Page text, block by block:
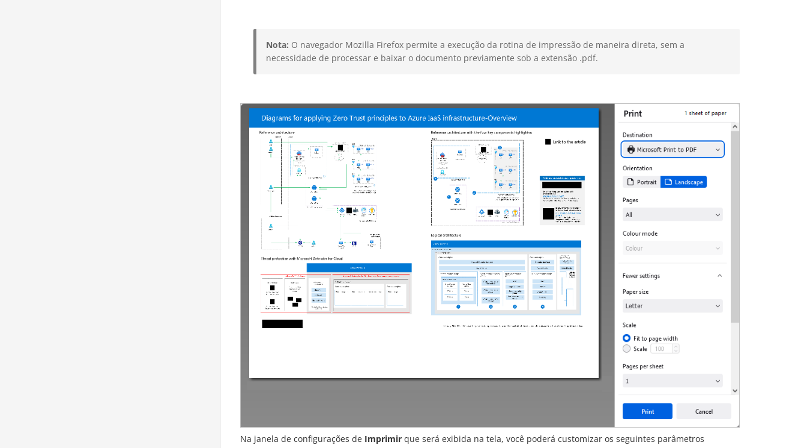
Nota: O navegador Mozilla Firefox permite a execução da rotina de impressão de maneira direta, sem a
necessidade de processar e baixar o documento previamente sob a extensão .pdf.
Na janela de configurações de Imprimir que será exibida na tela, você poderá customizar os seguintes parâmetros